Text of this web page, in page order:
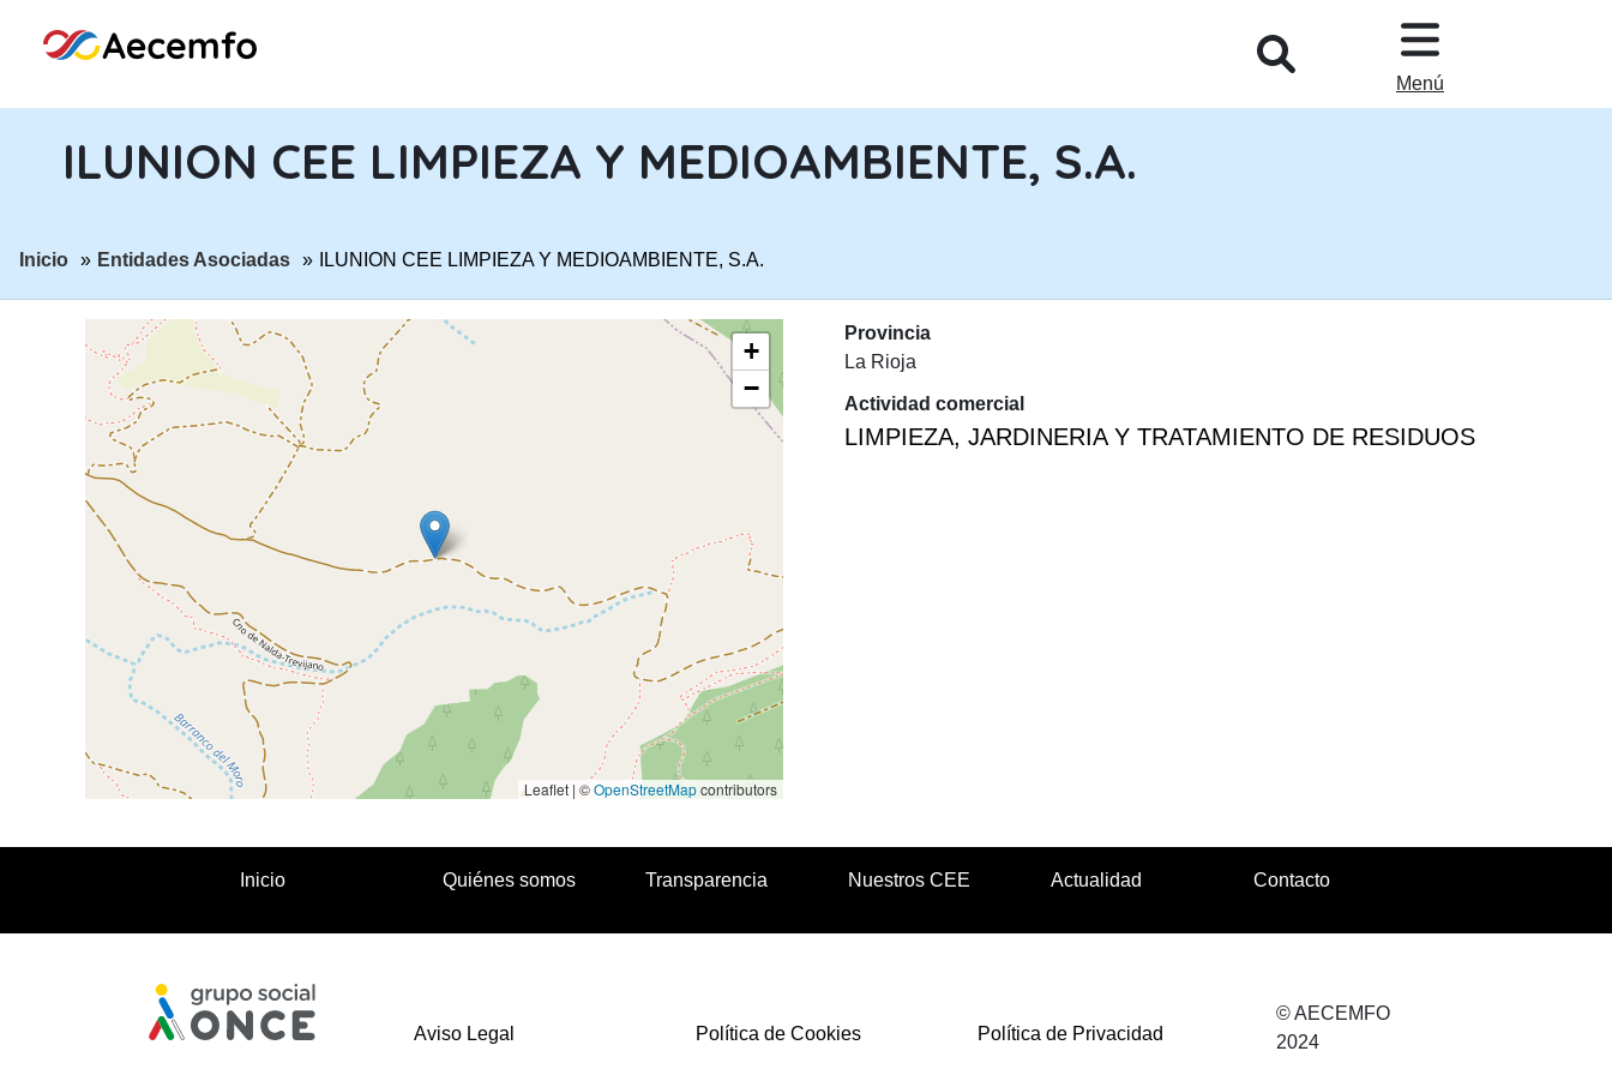
Menú
ILUNION CEE LIMPIEZA Y MEDIOAMBIENTE, S.A.
ir a página:
Inicio ir a página:
Entidades Asociadas ILUNION CEE LIMPIEZA Y MEDIOAMBIENTE, S.A.
+
−
Leaflet | ©OpenStreetMapcontributors
Provincia
La Rioja
Actividad comercial
LIMPIEZA, JARDINERIA Y TRATAMIENTO DE RESIDUOS
Inicio Quiénes somos Transparencia Nuestros CEE Actualidad Contacto
Aviso Legal Política de Cookies Política de Privacidad
© AECEMFO
2024